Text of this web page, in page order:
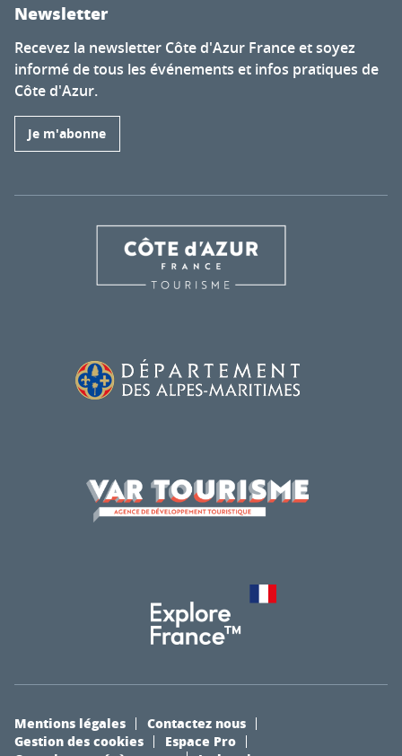
Newsletter
Recevez la newsletter Côte d'Azur France et soyez
informé de tous les événements et infos pratiques de
Côte d'Azur.
Je m'abonne
Mentions légales
Contactez nous
Gestion des cookies
Espace Pro